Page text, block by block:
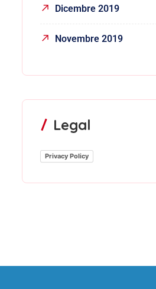
Dicembre 2019
Novembre 2019
Legal
Privacy Policy